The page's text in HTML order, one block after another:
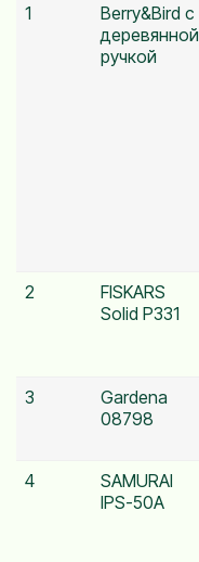
1
Berry&Bird с
деревянной
ручкой
2
FISKARS
Solid P331
3
Gardena
08798
4
SAMURAI
IPS-50A